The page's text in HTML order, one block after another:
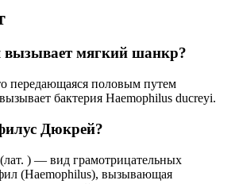
вызывает мягкий шанкр?
передающаяся половым путем
бактерия Haemophilus ducreyi.
Дюкрей?
) — вид грамотрицательных
(Haemophilus), вызывающая